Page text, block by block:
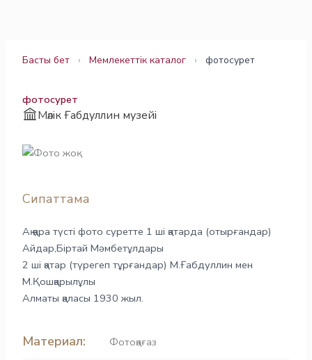
Басты бет › Мемлекеттік каталог › фотосурет
фотосурет
Мәлік Ғабдуллин музейі
Сипаттама
Ақ қара түсті фото суретте 1 ші қатарда (отырғандар)
Айдар,Біртай Мәмбетұлдары
2 ші қатар (түрегеп тұрғандар) М.Ғабдуллин мен
М.Қошқарылұлы
Алматы қаласы 1930 жыл.
Материал: Фотоқағаз